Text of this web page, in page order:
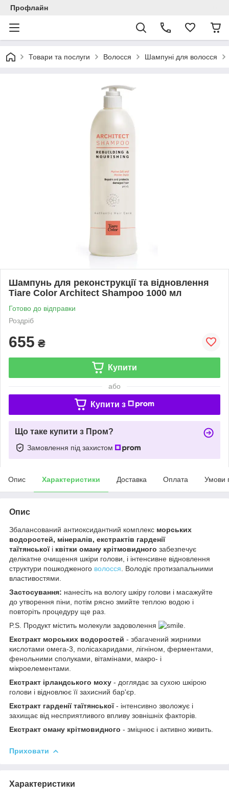
Профлайн
Товари та послуги Волосся Шампуні для волосся
Шампунь для реконструкції та відновлення
Tiare Color Architect Shampoo 1000 мл
Готово до відправки
Роздріб
655 ₴
Купити
або
Купити з
Що таке купити з Пром?
Замовлення під захистом
Опис Характеристики Доставка Оплата Умови
Опис
Збалансований антиоксидантний комплекс морських
водоростей, мінералів, екстрактів гарденії
таїтянської і квітки оману крітмовидного забезпечує
делікатне очищення шкіри голови, і інтенсивне відновлення
структури пошкодженого волосся . Володіє протизапальними
властивостями.
Застосування: нанесіть на вологу шкіру голови і масажуйте
до утворення піни, потім рясно змийте теплою водою і
повторіть процедуру ще раз.
P.S. Продукт містить молекули задоволення
Екстракт морських водоростей - збагачений жирними
кислотами омега-3, полісахаридами, лігніном, ферментами,
фенольними сполуками, вітамінами, макро- і
мікроелементами.
Екстракт ірландського моху - доглядає за сухою шкірою
голови і відновлює її захисний бар'єр.
Екстракт гарденії таїтянської- інтенсивно зволожує і
захищає від несприятливого впливу зовнішніх факторів.
Екстракт оману крітмовидного - зміцнює і активно живить.
Приховати
Характеристики